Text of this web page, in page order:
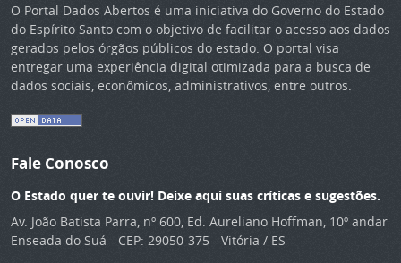
O Portal Dados Abertos é uma iniciativa do Governo do Estado
do Espírito Santo com o objetivo de facilitar o acesso aos dados
gerados pelos órgãos públicos do estado. O portal visa
entregar uma experiência digital otimizada para a busca de
dados sociais, econômicos, administrativos, entre outros.
Fale Conosco
O Estado quer te ouvir! Deixe aqui suas críticas e sugestões.
Av. João Batista Parra, nº 600, Ed. Aureliano Hoffman, 10º andar
Enseada do Suá - CEP: 29050-375 - Vitória / ES